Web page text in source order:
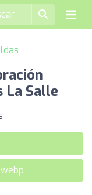
La Salle